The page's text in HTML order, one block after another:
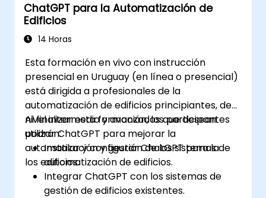
ChatGPT para la Automatización de
Edificios
14 Horas
Esta formación en vivo con instrucción
presencial en Uruguay (en línea o presencial)
está dirigida a profesionales de la
automatización de edificios principiantes, de
nivel intermedio y avanzados que desean
utilizar ChatGPT para mejorar la
automatización y gestión de los sistemas de
los edificios.
Al finalizar esta formación, los participantes
podrán:
Instalar y configurar ChatGPT para la
automatización de edificios.
Integrar ChatGPT con los sistemas de
gestión de edificios existentes.